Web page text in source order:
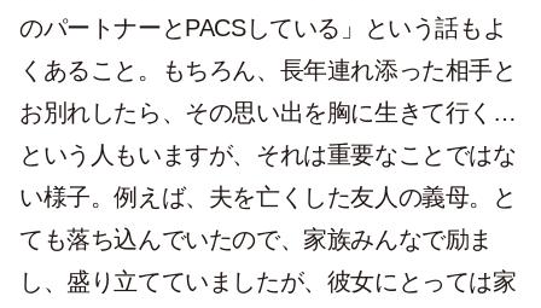
のパートナーとPACSしている」という話もよ
くあること。もちろん、長年連れ添った相手と
お別れしたら、その思い出を胸に生きて行く…
という人もいますが、それは重要なことではな
い様子。例えば、夫を亡くした友人の義母。と
ても落ち込んでいたので、家族みんなで励ま
し、盛り立てていましたが、彼女にとっては家